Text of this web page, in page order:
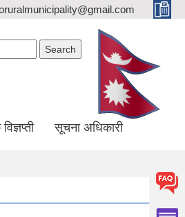
सूचना अधिकारी